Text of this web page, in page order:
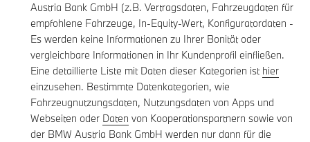
Austria Bank GmbH (z.B. Vertragsdaten, Fahrzeugdaten für
empfohlene Fahrzeuge, In-Equity-Wert, Konfiguratordaten -
Es werden keine Informationen zu Ihrer Bonität oder
vergleichbare Informationen in Ihr Kundenprofil einfließen.
Eine detaillierte Liste mit Daten dieser Kategorien ist hier
einzusehen. Bestimmte Datenkategorien, wie
Fahrzeugnutzungsdaten, Nutzungsdaten von Apps und
Webseiten oder Daten von Kooperationspartnern sowie von
der BMW Austria Bank GmbH werden nur dann für die